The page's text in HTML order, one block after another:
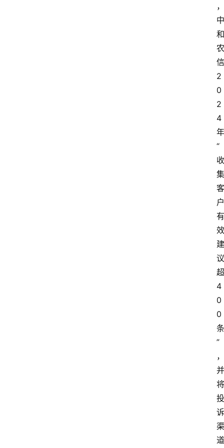
，
中
和
农
信
2
0
2
4
年
“
收
集
客
户
有
效
建
议
超
4
0
0
条
”
，
并
将
投
诉
渠
道